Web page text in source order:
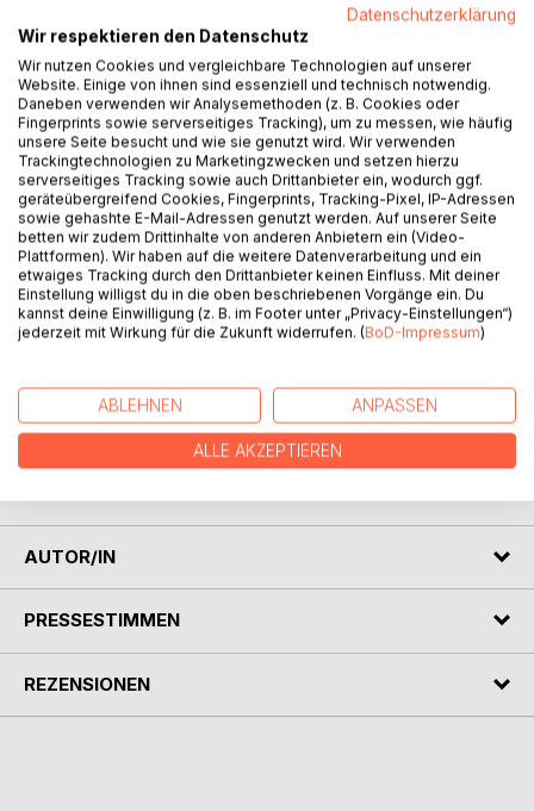
In seiner SONNTAGSROMAN-Romanovelle strebt dieser
Andris im Klausens den Ereignissen nach, welche an jenem
Tag, jenem 14.4.2024 [14.4.24] abgespult werden könnten
und auch tatwirkwesentlich dann geschehen sein sollen.
Das Fliegende erkennt das "Seiwesentliche" der
Existenzholprigkeit in der Qualität des Grämlichen der
Königkeitszeit zu einer sehr mitheischenden Drohnen-
Geschichte. Da wäre Drari, 67, getrennt lebend, und die
Uraltliebe Anninchen, zufällig für ein Seminar in der Stadt
Huff. Sie, die Sozialarbeiterin, sucht ihn auf, der sich von
Susi getrennt hat und nun alleine lebt. Was kann noch
werden? Es geht um die Welt, die Kriege ... und immer
wieder um Drohnen. Alle wollen was erobern. Susi wird aus
Karlsruhe erwartet, denn in dem Haus in Huff gab es einen
Drohnen und Raketen, alles am 14.4.2024. Die ganze
Lebensbilanz wird hinterfragt, Anninchen und Dadri spielen
Sonntagspaziergänger, aber die Fragen und Weltsorgen
nagen so sehr an ihnen. Da ist keine Seligkeit in Sicht,
AUTOR/IN
PRESSESTIMMEN
REZENSIONEN
Datenschutzerklärung
Wir respektieren den Datenschutz
Wir nutzen Cookies und vergleichbare Technologien auf unserer
Website. Einige von ihnen sind essenziell und technisch notwendig.
Daneben verwenden wir Analysemethoden (z. B. Cookies oder
Fingerprints sowie serverseitiges Tracking), um zu messen, wie häufig
unsere Seite besucht und wie sie genutzt wird. Wir verwenden
Trackingtechnologien zu Marketingzwecken und setzen hierzu
serverseitiges Tracking sowie auch Drittanbieter ein, wodurch ggf.
geräteübergreifend Cookies, Fingerprints, Tracking-Pixel, IP-Adressen
sowie gehashte E-Mail-Adressen genutzt werden. Auf unserer Seite
betten wir zudem Drittinhalte von anderen Anbietern ein (Video-
Plattformen). Wir haben auf die weitere Datenverarbeitung und ein
etwaiges Tracking durch den Drittanbieter keinen Einfluss. Mit deiner
Einstellung willigst du in die oben beschriebenen Vorgänge ein. Du
kannst deine Einwilligung (z. B. im Footer unter „Privacy-Einstellungen“)
jederzeit mit Wirkung für die Zukunft widerrufen. (BoD-Impressum)
ABLEHNEN ANPASSEN
ALLE AKZEPTIEREN